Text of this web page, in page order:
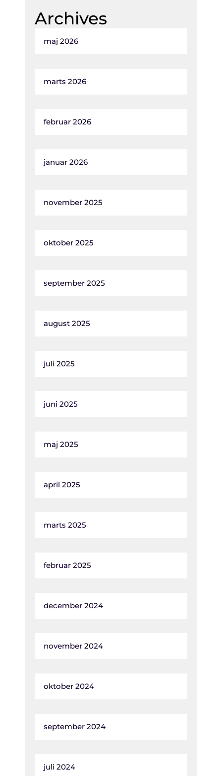
Archives
maj 2026
marts 2026
februar 2026
januar 2026
november 2025
oktober 2025
september 2025
august 2025
juli 2025
juni 2025
maj 2025
april 2025
marts 2025
februar 2025
december 2024
november 2024
oktober 2024
september 2024
juli 2024